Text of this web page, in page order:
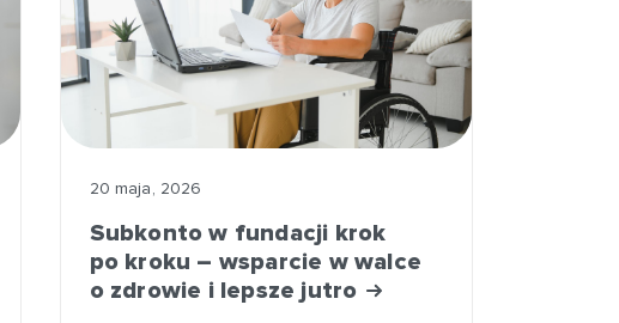
20 maja, 2026
Subkonto w fundacji krok
po kroku – wsparcie w walce
o zdrowie i lepsze jutro